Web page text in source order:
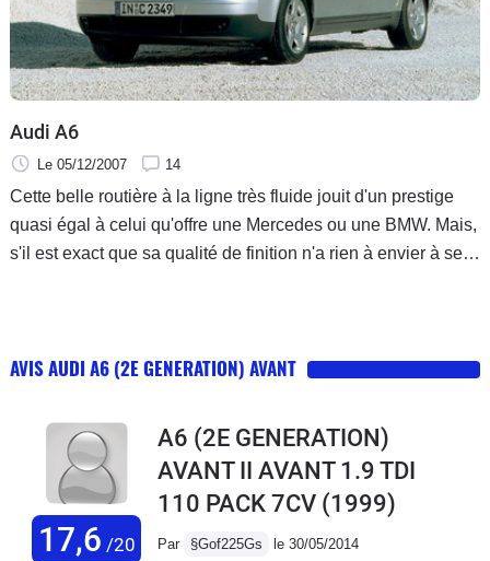
Audi A6
Le 05/12/2007 14
Cette belle routière à la ligne très fluide jouit d'un prestige
quasi égal à celui qu'offre une Mercedes ou une BMW. Mais,
s'il est exact que sa qualité de finition n'a rien à envier à ses
Le tout est de bien cerner les versions touchées, ainsi que
génération d'A6 qui bénéficient pleinement de la qualité de
construction attachée à la marque, sans pâtir des défauts
rencontrés en cours de carrière. L'offre est essentiellement
concentrée sur les modèles diesel.
AVIS AUDI A6 (2E GENERATION) AVANT
17,6 /20
A6 (2E GENERATION)
AVANT II AVANT 1.9 TDI
110 PACK 7CV (1999)
Par §Gof225Gs le 30/05/2014